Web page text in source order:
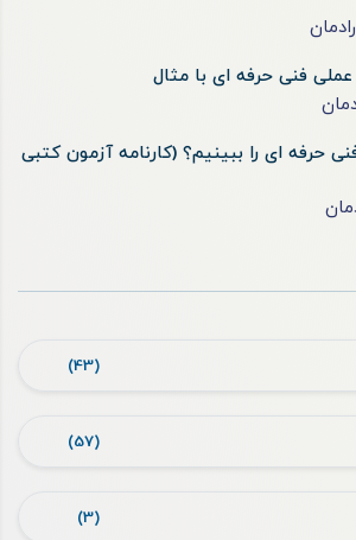
رادمان
فنی حرفه ای با مثال
حرفه ای را ببینیم؟ (کارنامه آزمون کتبی
(43)
(57)
(3)